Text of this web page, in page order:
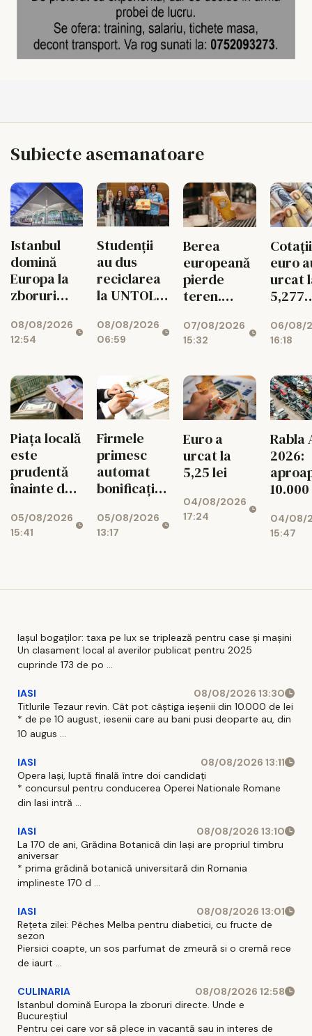
Subiecte asemanatoare
Istanbul
domină
Europa la
zboruri
Unde e
Bucureștiul
08/08/2026
12:54
Studenții
au dus
reciclarea
la UNTOLD
cu
superstiții
08/08/2026
06:59
Berea
europeană
pierde
teren.
UE au
scăzut cu
07/08/2026
15:32
euro
urcat
5,277
06/08/
16:18
Piața locală
este
prudentă
înainte de
Moody's
05/08/2026
15:41
Firmele
primesc
automat
bonificația
impozit
05/08/2026
13:17
Euro a
urcat la
5,25 lei
04/08/2026
17:24
Rabla
2026:
04/08/
15:47
Iașul bogaților: taxa pe lux se triplează pentru case și mașini
Un clasament local al averilor publicat pentru 2025
cuprinde 173 de po ...
IASI
08/08/2026 13:30
Titlurile Tezaur revin. Cât pot câștiga ieșenii din 10.000 de lei
* de pe 10 august, iesenii care au bani pusi deoparte au, din
10 augus ...
IASI
08/08/2026 13:11
Opera Iași, luptă finală între doi candidați
* concursul pentru conducerea Operei Nationale Romane
din Iasi intră ...
IASI
08/08/2026 13:10
La 170 de ani, Grădina Botanică din Iași are propriul timbru
aniversar
* prima grădină botanică universitară din Romania
implineste 170 d ...
IASI
08/08/2026 13:01
Rețeta zilei: Pêches Melba pentru diabetici, cu fructe de
sezon
Piersici coapte, un sos parfumat de zmeură si o cremă rece
de iaurt ...
CULINARIA
08/08/2026 12:58
Istanbul domină Europa la zboruri directe. Unde e
Bucureștiul
Pentru cei care vor să plece in vacantă sau in interes de